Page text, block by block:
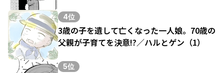
4位
3歳の子を遺して亡くなった一人娘。70歳の
父親が子育てを決意!?／ハルとゲン（1）
5位